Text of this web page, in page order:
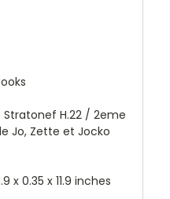
Stratonef H.22 / 2eme
Jo, Zette et Jocko
x 0.35 x 11.9 inches